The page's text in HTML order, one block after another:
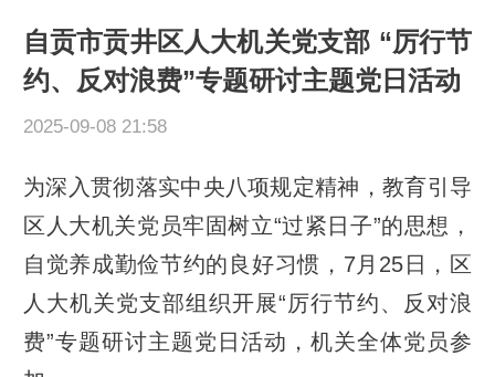
自贡市贡井区人大机关党支部 “厉行节
约、反对浪费”专题研讨主题党日活动
2025-09-08 21:58
为深入贯彻落实中央八项规定精神，教育引导
区人大机关党员牢固树立“过紧日子”的思想，
自觉养成勤俭节约的良好习惯，7月25日，区
人大机关党支部组织开展“厉行节约、反对浪
费”专题研讨主题党日活动，机关全体党员参